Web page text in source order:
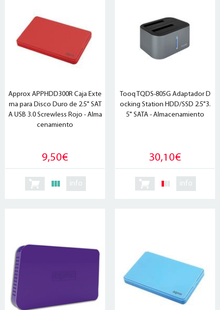
Approx APPHDD300R Caja Exte
rna para Disco Duro de 2.5" SAT
A USB 3.0 Screwless Rojo - Alma
cenamiento
9,50€
info
Tooq TQDS-805G Adaptador D
ocking Station HDD/SSD 2.5"3.
5" SATA - Almacenamiento
30,10€
info